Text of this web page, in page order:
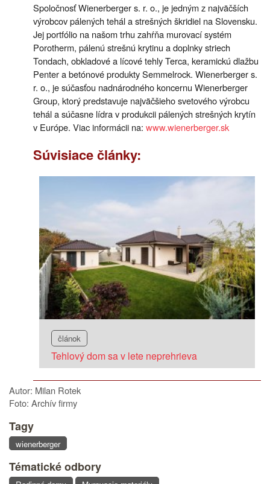
Spoločnosť Wienerberger s. r. o., je jedným z najväčších
výrobcov pálených tehál a strešných škridiel na Slovensku.
Jej portfólio na našom trhu zahŕňa murovací systém
Porotherm, pálenú strešnú krytinu a doplnky striech
Tondach, obkladové a lícové tehly Terca, keramickú dlažbu
Penter a betónové produkty Semmelrock. Wienerberger s.
r. o., je súčasťou nadnárodného koncernu Wienerberger
Group, ktorý predstavuje najväčšieho svetového výrobcu
tehál a súčasne lídra v produkcii pálených strešných krytín
v Európe. Viac informácii na: www.wienerberger.sk
Súvisiace články:
článok
Tehlový dom sa v lete neprehrieva
Autor: Milan Rotek
Foto: Archív firmy
Tagy
wienerberger
Tématické odbory